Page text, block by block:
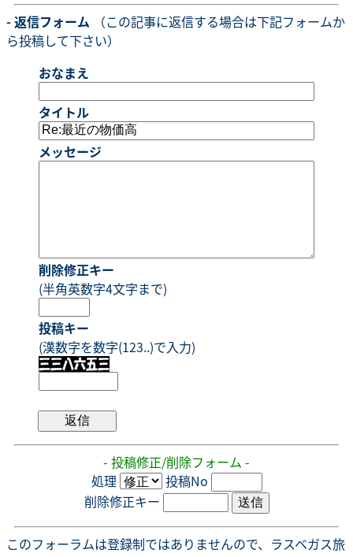
- 返信フォーム （この記事に返信する場合は下記フォームか
ら投稿して下さい）
おなまえ
タイトル
メッセージ
削除修正キー
(半角英数字4文字まで)
投稿キー
(漢数字を数字(123..)で入力)
- 投稿修正/削除フォーム -
処理
投稿No
削除修正キー
このフォーラムは登録制ではありませんので、ラスベガス旅